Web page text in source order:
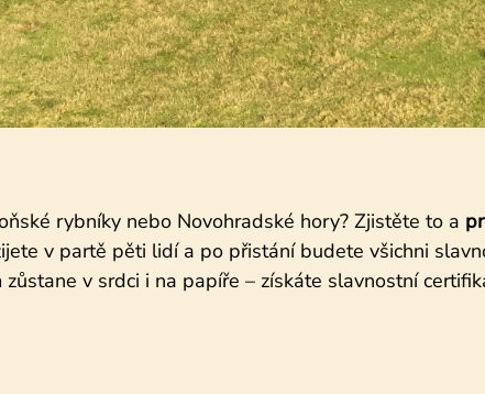
rybníky nebo Novohradské hory? Zjistěte to a
v partě pěti lidí a po přistání budete všichni
v srdci i na papíře – získáte slavnostní